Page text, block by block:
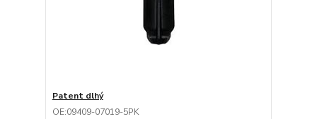
Patent dlhý
OE:09409-07019-5PK